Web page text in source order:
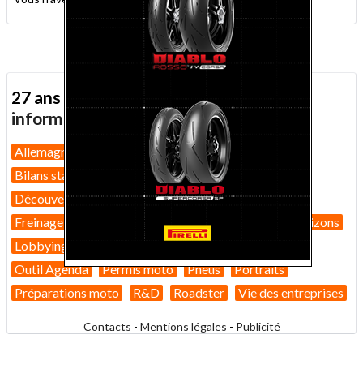
27 ans d'actualité moto :toutes nos
informations depuis 1999 !
Allemagne Assurance moto
Bilans marché 2026
Bilans statistiques
Casques
Dans Le Rétro
Découverte
Equipement pilote
Fiches techniques
Freinage
Guides pratiques High-tech
Horizons
Lobbying
Nouveautés 2026
Nouveautés 2027
Outil Agenda
Permis moto Pneus
Portraits
Préparations moto
R&D Roadster Vie des entreprises
Contacts - Mentions légales - Publicité